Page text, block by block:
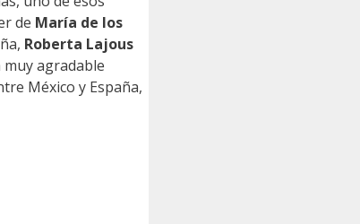
de María de los
Roberta Lajous
agradable
México y España,